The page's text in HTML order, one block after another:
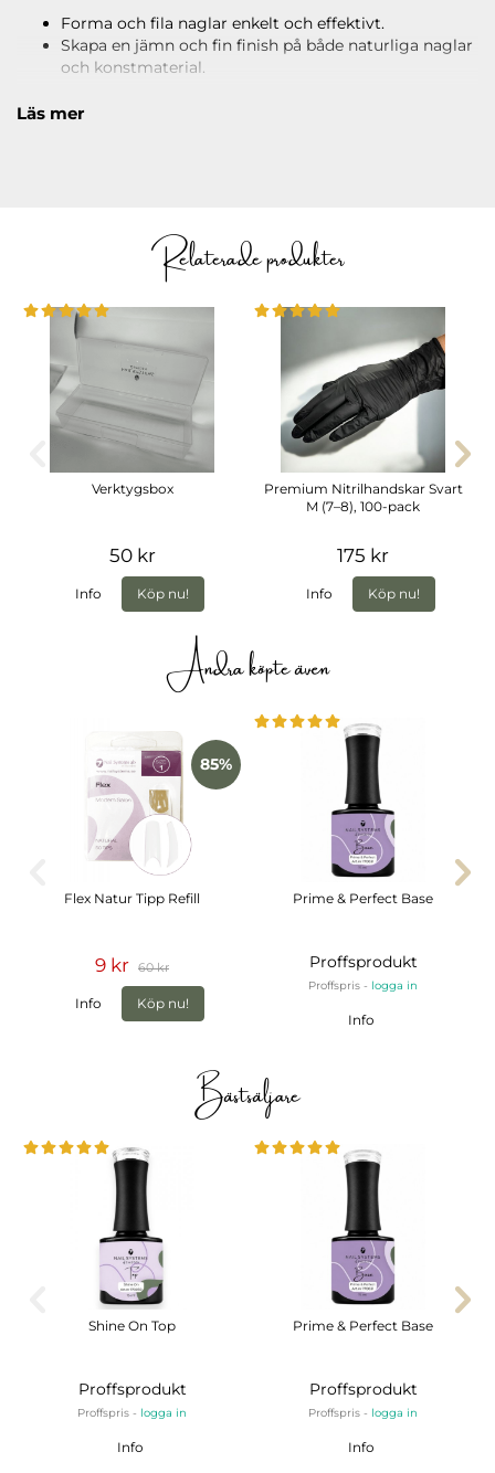
Forma och fila naglar enkelt och effektivt.
Skapa en jämn och fin finish på både naturliga naglar
och konstmaterial.
Filen är tvättbar, vilket gör den hygienisk och hållbar över
Läs mer
Relaterade produkter
Verktygsbox
50 kr
Info Köp nu!
Premium Nitrilhandskar Svart
M (7–8), 100-pack
175 kr
Info Köp nu!
Andra köpte även
85%
Flex Natur Tipp Refill
9 kr 60 kr
Info Köp nu!
Prime & Perfect Base
Proffsprodukt
Proffspris - logga in
Info
Bästsäljare
Shine On Top
Proffsprodukt
Proffspris - logga in
Info
Prime & Perfect Base
Proffsprodukt
Proffspris - logga in
Info